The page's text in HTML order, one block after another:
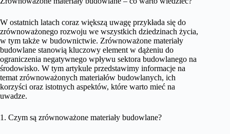
W ostatnich latach coraz większą uwagę przykłada się do
zrównoważonego rozwoju we wszystkich dziedzinach życia,
w tym także w budownictwie. Zrównoważone materiały
budowlane stanowią kluczowy element w dążeniu do
ograniczenia negatywnego wpływu sektora budowlanego na
środowisko. W tym artykule przedstawimy informacje na
temat zrównoważonych materiałów budowlanych, ich
korzyści oraz istotnych aspektów, które warto mieć na
uwadze.
1. Czym są zrównoważone materiały budowlane?